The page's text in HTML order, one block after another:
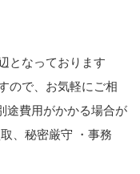
となっております
ので、お気軽にご相
途費用がかかる場合が
、秘密厳守 ・事務